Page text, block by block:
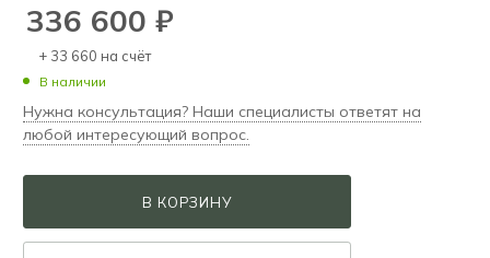
336 600 ₽
+ 33 660 на счёт
В наличии
Нужна консультация? Наши специалисты ответят на
любой интересующий вопрос.
В КОРЗИНУ